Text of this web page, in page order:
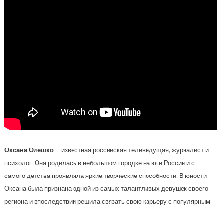
Оксана Олешко– известная российская телеведущая, журналист и
психолог. Она родилась в небольшом городке на юге России и с
самого детства проявляла яркие творческие способности. В юности
Оксана была признана одной из самых талантливых девушек своего
региона и впоследствии решила связать свою карьеру с популярным